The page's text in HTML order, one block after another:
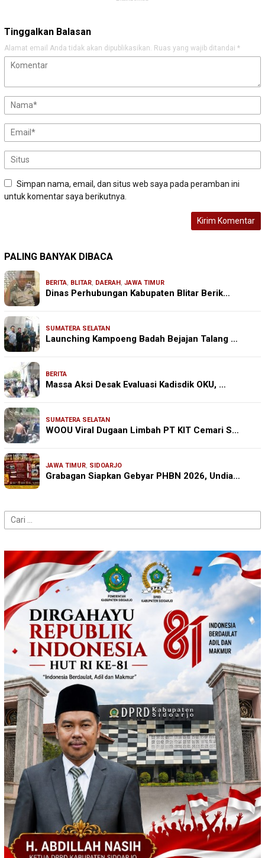
Tinggalkan Balasan
Alamat email Anda tidak akan dipublikasikan. Ruas yang wajib ditandai *
Simpan nama, email, dan situs web saya pada peramban ini
untuk komentar saya berikutnya.
PALING BANYAK DIBACA
BERITA, BLITAR, DAERAH , JAWA TIMUR
Dinas Perhubungan Kabupaten Blitar Berik…
SUMATERA SELATAN
Launching Kampoeng Badah Bejajan Talang …
BERITA
Massa Aksi Desak Evaluasi Kadisdik OKU, …
SUMATERA SELATAN
WOOU Viral Dugaan Limbah PT KIT Cemari S…
JAWA TIMUR, SIDOARJO
Grabagan Siapkan Gebyar PHBN 2026, Undia…
Cari
untuk: